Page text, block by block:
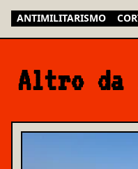
ANTIMILITARISMO
Altro da